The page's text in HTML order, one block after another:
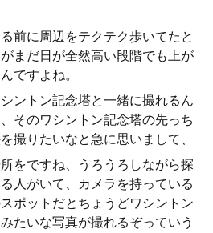
前に周辺をテクテク歩いてたと
まだ日が全然高い段階でも上が
ですよね。
ントン記念塔と一緒に撮れるん
そのワシントン記念塔の先っち
撮りたいなと急に思いまして、
をですね、うろうろしながら探
人がいて、カメラを持っている
ポットだとちょうどワシントン
たいな写真が撮れるぞっていう